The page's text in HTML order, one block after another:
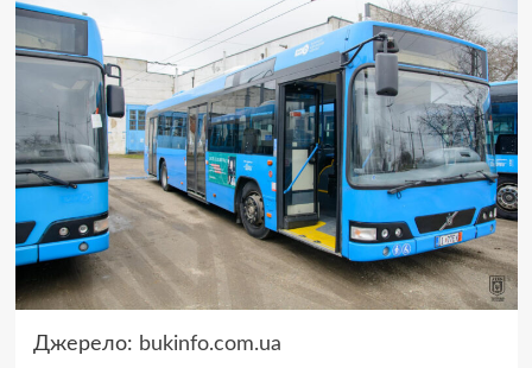
Джерело: bukinfo.com.ua